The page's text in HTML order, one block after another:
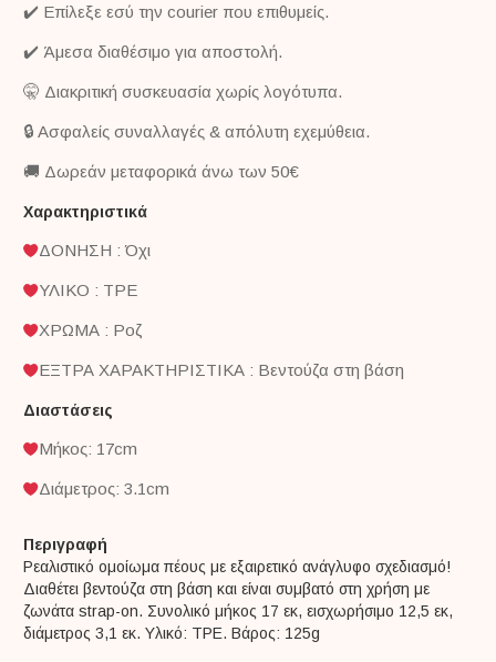
✔️ Επίλεξε εσύ την courier που επιθυμείς.
✔️ Άμεσα διαθέσιμο για αποστολή.
🤫 Διακριτική συσκευασία χωρίς λογότυπα.
🔒 Ασφαλείς συναλλαγές & απόλυτη εχεμύθεια.
🚚 Δωρεάν μεταφορικά άνω των 50€
Χαρακτηριστικά
ΔΟΝΗΣΗ : Όχι
ΥΛΙΚΟ : TPE
ΧΡΩΜΑ : Ροζ
ΕΞΤΡΑ ΧΑΡΑΚΤΗΡΙΣΤΙΚΑ : Βεντούζα στη βάση
Διαστάσεις
Μήκος: 17cm
Διάμετρος: 3.1cm
Περιγραφή
Ρεαλιστικό ομοίωμα πέους με εξαιρετικό ανάγλυφο σχεδιασμό!
Διαθέτει βεντούζα στη βάση και είναι συμβατό στη χρήση με
ζωνάτα strap-on. Συνολικό μήκος 17 εκ, εισχωρήσιμο 12,5 εκ,
διάμετρος 3,1 εκ. Υλικό: ΤΡΕ. Βάρος: 125g